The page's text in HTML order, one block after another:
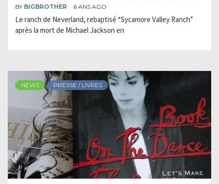
BY BIGBROTHER 6 ANS AGO
Le ranch de Neverland, rebaptisé “Sycamore Valley Ranch”
après la mort de Michael Jackson en
NEWS PRESSE / LIVRES